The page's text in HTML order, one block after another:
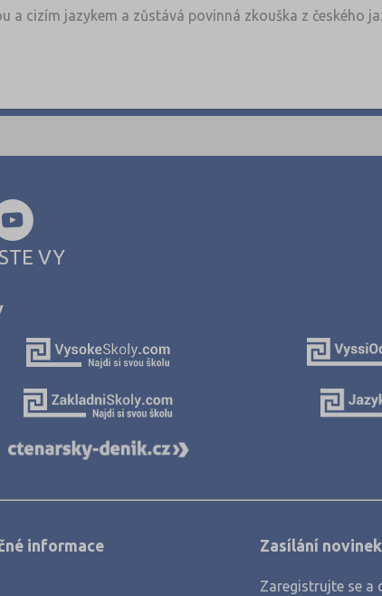
cizím jazykem a zůstává povinná zkouška z českého
VY
informace Zasílání novinek
Zaregistrujte se a